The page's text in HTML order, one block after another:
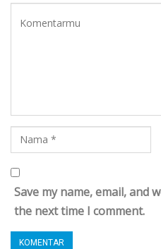
Save my name, email, and
the next time I comment.